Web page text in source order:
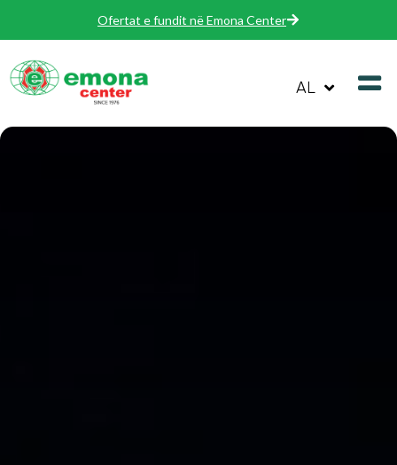
Ofertat e fundit në Emona Center
AL